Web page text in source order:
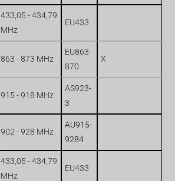
433,05 - 434,79
MHz
EU433
863 - 873 MHz
EU863-
870
X
915 - 918 MHz
AS923-
3
902 - 928 MHz
AU915-
9284
433,05 - 434,79
MHz
EU433